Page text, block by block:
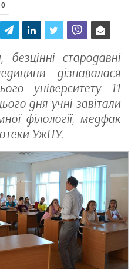
0
стародавні
дізнавалася
університету 11
дня учні завітали
філології, медфак
УжНУ.